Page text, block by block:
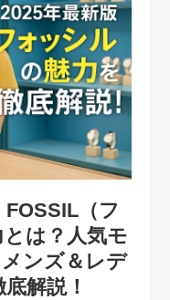
FOSSIL（フ
は？人気モ
ンズ＆レデ
解説！